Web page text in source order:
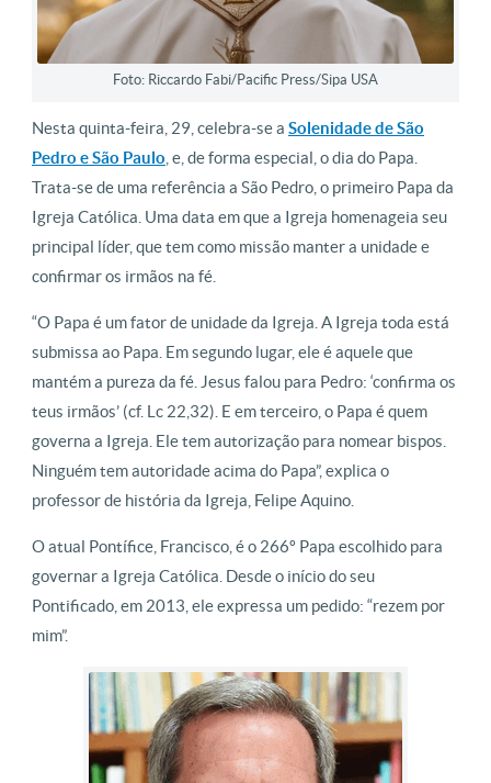
Foto: Riccardo Fabi/Pacific Press/Sipa USA
Nesta quinta-feira, 29, celebra-se a Solenidade de São
Pedro e São Paulo , e, de forma especial, o dia do Papa.
Trata-se de uma referência a São Pedro, o primeiro Papa da
Igreja Católica. Uma data em que a Igreja homenageia seu
principal líder, que tem como missão manter a unidade e
confirmar os irmãos na fé.
“O Papa é um fator de unidade da Igreja. A Igreja toda está
submissa ao Papa. Em segundo lugar, ele é aquele que
mantém a pureza da fé. Jesus falou para Pedro: ‘confirma os
teus irmãos’ (cf. Lc 22,32). E em terceiro, o Papa é quem
governa a Igreja. Ele tem autorização para nomear bispos.
Ninguém tem autoridade acima do Papa”, explica o
professor de história da Igreja, Felipe Aquino.
O atual Pontífice, Francisco, é o 266º Papa escolhido para
governar a Igreja Católica. Desde o início do seu
Pontificado, em 2013, ele expressa um pedido: “rezem por
mim”.